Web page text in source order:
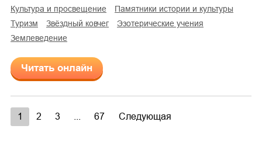
культура и просвещение
памятники истории и культуры
туризм
звёздный ковчег
эзотерические учения
землеведение
Читать онлайн
1 2 3 67 Следующая